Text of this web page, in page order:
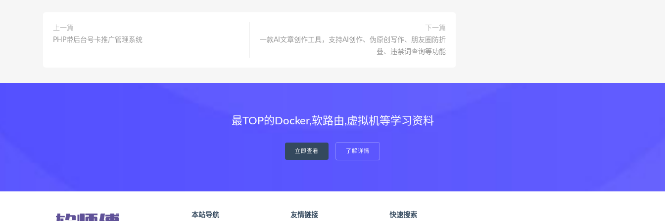
上一篇
PHP带后台号卡推广管理系统
下一篇
一款AI文章创作工具，支持AI创作、伪原创写作、朋友圈防折
叠、违禁词查询等功能
最TOP的Docker,软路由,虚拟机等学习资料
立即查看 了解详情
本站导航 友情链接 快速搜索